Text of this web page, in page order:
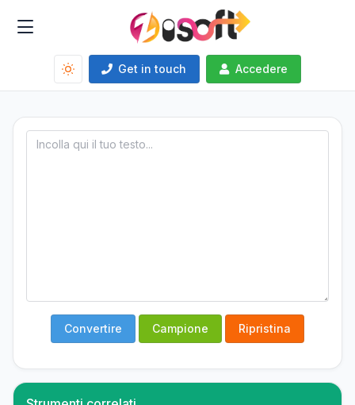
Get in touch Accedere
Convertire Campione Ripristina